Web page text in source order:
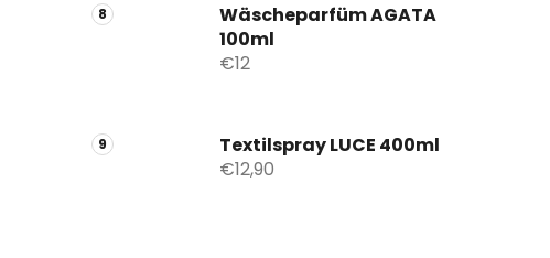
Wäscheparfüm AGATA
100ml
€12
Textilspray LUCE 400ml
€12,90